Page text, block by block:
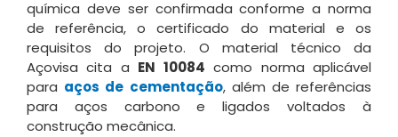
química deve ser confirmada conforme a norma
de referência, o certificado do material e os
requisitos do projeto. O material técnico da
Açovisa cita a EN 10084 como norma aplicável
para aços de cementação, além de referências
para aços carbono e ligados voltados à
construção mecânica.